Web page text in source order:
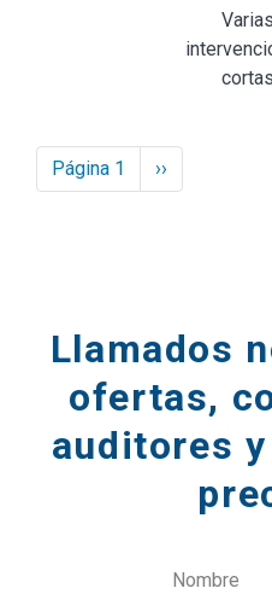
Varias
cortas
Paginación
Página 1
Next
page
››
Llamados
ofertas,
auditores
Nombre